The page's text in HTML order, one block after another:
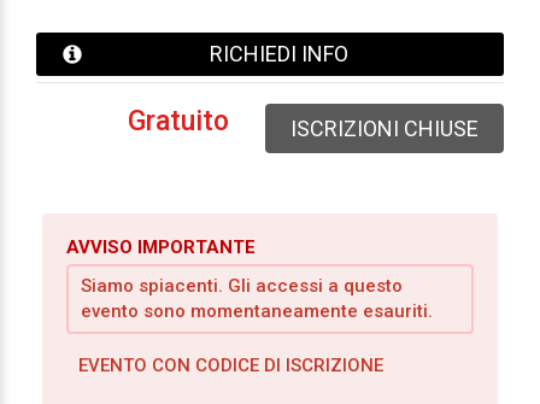
RICHIEDI INFO
ISCRIZIONI CHIUSE
Gratuito
AVVISO IMPORTANTE
Siamo spiacenti. Gli accessi a questo
evento sono momentaneamente esauriti.
EVENTO CON CODICE DI ISCRIZIONE